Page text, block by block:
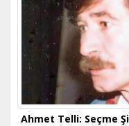
Ahmet Telli: Seçme